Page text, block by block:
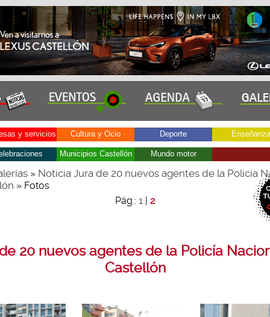
y servicios Cultura y Ocio Deporte Enseñanza
Municipios Castellón Mundo motor
» Noticia Jura de 20 nuevos agentes de la Policía
» Fotos
Pág.: 1| 2
20 nuevos agentes de la Policía
Castellón